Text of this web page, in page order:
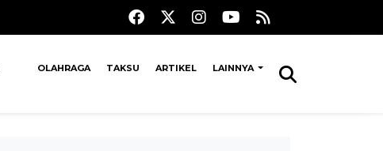
OLAHRAGA TAKSU ARTIKEL LAINNYA